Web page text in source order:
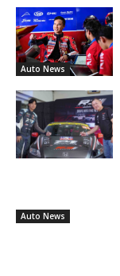
Auto News
Auto News